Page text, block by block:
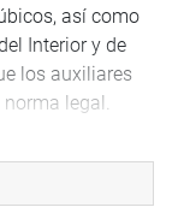
así como
Interior y de
los auxiliares
legal.
de la misma
sector interior